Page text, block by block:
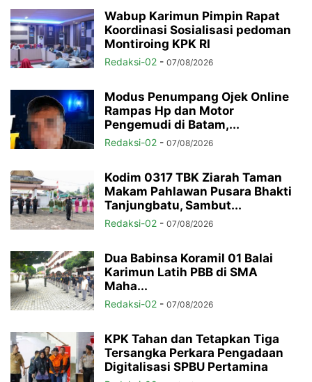
Wabup Karimun Pimpin Rapat
Koordinasi Sosialisasi pedoman
Montiroing KPK RI
Redaksi-02 - 07/08/2026
Modus Penumpang Ojek Online
Rampas Hp dan Motor
Pengemudi di Batam,...
Redaksi-02 - 07/08/2026
Kodim 0317 TBK Ziarah Taman
Makam Pahlawan Pusara Bhakti
Tanjungbatu, Sambut...
Redaksi-02 - 07/08/2026
Dua Babinsa Koramil 01 Balai
Karimun Latih PBB di SMA
Maha...
Redaksi-02 - 07/08/2026
KPK Tahan dan Tetapkan Tiga
Tersangka Perkara Pengadaan
Digitalisasi SPBU Pertamina